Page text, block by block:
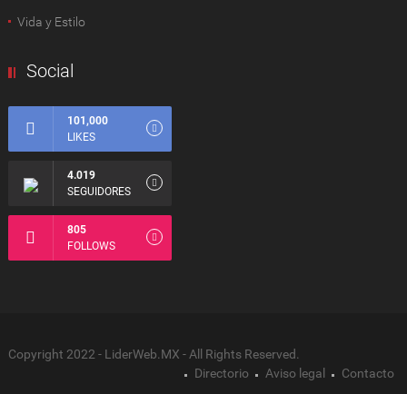
Vida y Estilo
Social
101,000
LIKES
4.019
SEGUIDORES
805
FOLLOWS
Copyright 2022 - LiderWeb.MX - All Rights Reserved.
Directorio
Aviso legal Contacto